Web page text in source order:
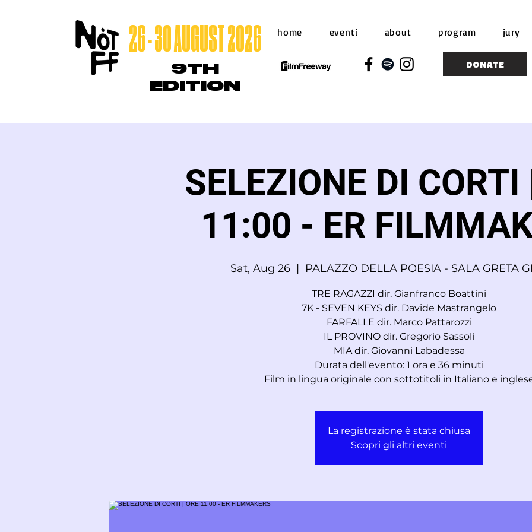
26 - 30 AUGUST 2026
9TH
EDITION
home eventi about program jury
DONATE
SELEZIONE DI CORTI
11:00 - ER
Sat, Aug 26
  |
PALAZZO DELLA POESIA - SALA GRETA
TRE RAGAZZI dir. Gianfranco Boattini
7K - SEVEN KEYS dir. Davide Mastrangelo
FARFALLE dir. Marco Pattarozzi
IL PROVINO dir. Gregorio Sassoli
MIA dir. Giovanni Labadessa
Durata dell'evento: 1 ora e 36 minuti
Film in lingua originale con sottotitoli in Italiano e
La registrazione è stata chiusa
Scopri gli altri eventi